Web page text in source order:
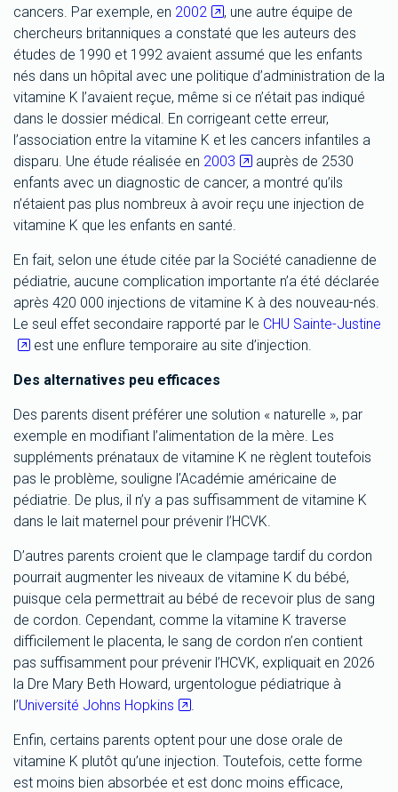
cancers. Par exemple, en 2002
, une autre équipe de
chercheurs britanniques a constaté que les auteurs des
études de 1990 et 1992 avaient assumé que les enfants
nés dans un hôpital avec une politique d’administration de la
vitamine K l’avaient reçue, même si ce n’était pas indiqué
dans le dossier médical. En corrigeant cette erreur,
l’association entre la vitamine K et les cancers infantiles a
disparu. Une étude réalisée en 2003
auprès de 2530
enfants avec un diagnostic de cancer, a montré qu’ils
n’étaient pas plus nombreux à avoir reçu une injection de
vitamine K que les enfants en santé.
En fait, selon une étude citée par la Société canadienne de
pédiatrie, aucune complication importante n’a été déclarée
après 420 000 injections de vitamine K à des nouveau-nés.
Le seul effet secondaire rapporté par le CHU Sainte-Justine
est une enflure temporaire au site d’injection.
Des alternatives peu efficaces
Des parents disent préférer une solution « naturelle », par
exemple en modifiant l’alimentation de la mère. Les
suppléments prénataux de vitamine K ne règlent toutefois
pas le problème, souligne l’Académie américaine de
pédiatrie. De plus, il n’y a pas suffisamment de vitamine K
dans le lait maternel pour prévenir l’HCVK.
D’autres parents croient que le clampage tardif du cordon
pourrait augmenter les niveaux de vitamine K du bébé,
puisque cela permettrait au bébé de recevoir plus de sang
de cordon. Cependant, comme la vitamine K traverse
difficilement le placenta, le sang de cordon n’en contient
pas suffisamment pour prévenir l’HCVK, expliquait en 2026
la Dre Mary Beth Howard, urgentologue pédiatrique à
l’Université Johns Hopkins .
Enfin, certains parents optent pour une dose orale de
vitamine K plutôt qu’une injection. Toutefois, cette forme
est moins bien absorbée et est donc moins efficace,